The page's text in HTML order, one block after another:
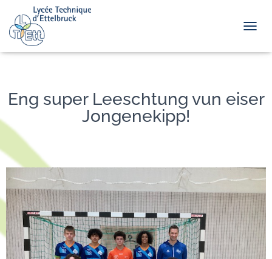
Eng super Leeschtung vun eiser
Jongenekipp!